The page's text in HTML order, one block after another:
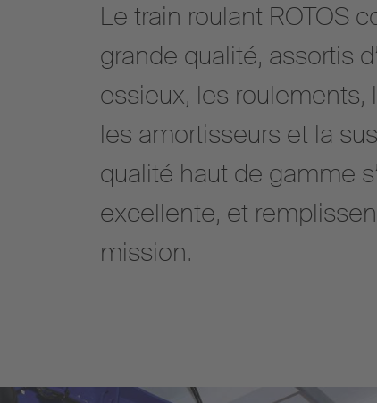
Le train roulant ROTOS
grande qualité, assortis
essieux, les roulements,
les amortisseurs et la
qualité haut de gamme
excellente, et
mission.